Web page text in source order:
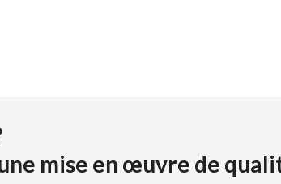
mise en œuvre de